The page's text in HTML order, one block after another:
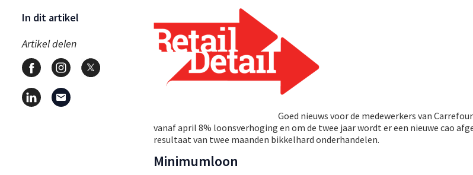
In dit artikel
Artikel delen
Goed nieuws voor de medewerkers van
vanaf april 8% loonsverhoging en om de twee jaar wordt er een nieuwe cao
resultaat van twee maanden bikkelhard onderhandelen.
Minimumloon